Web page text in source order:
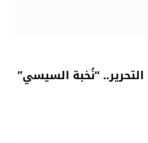
“نُخبة السيسي”